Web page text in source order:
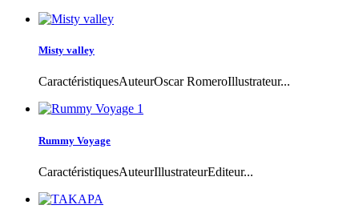
Misty valley
CaractéristiquesAuteurOscar RomeroIllustrateur...
Rummy Voyage
CaractéristiquesAuteurIllustrateurEditeur...